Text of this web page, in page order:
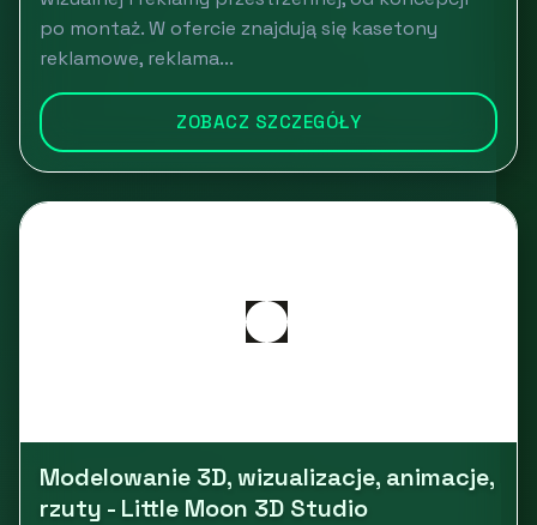
po montaż. W ofercie znajdują się kasetony
reklamowe, reklama...
ZOBACZ SZCZEGÓŁY
Modelowanie 3D, wizualizacje, animacje,
rzuty - Little Moon 3D Studio